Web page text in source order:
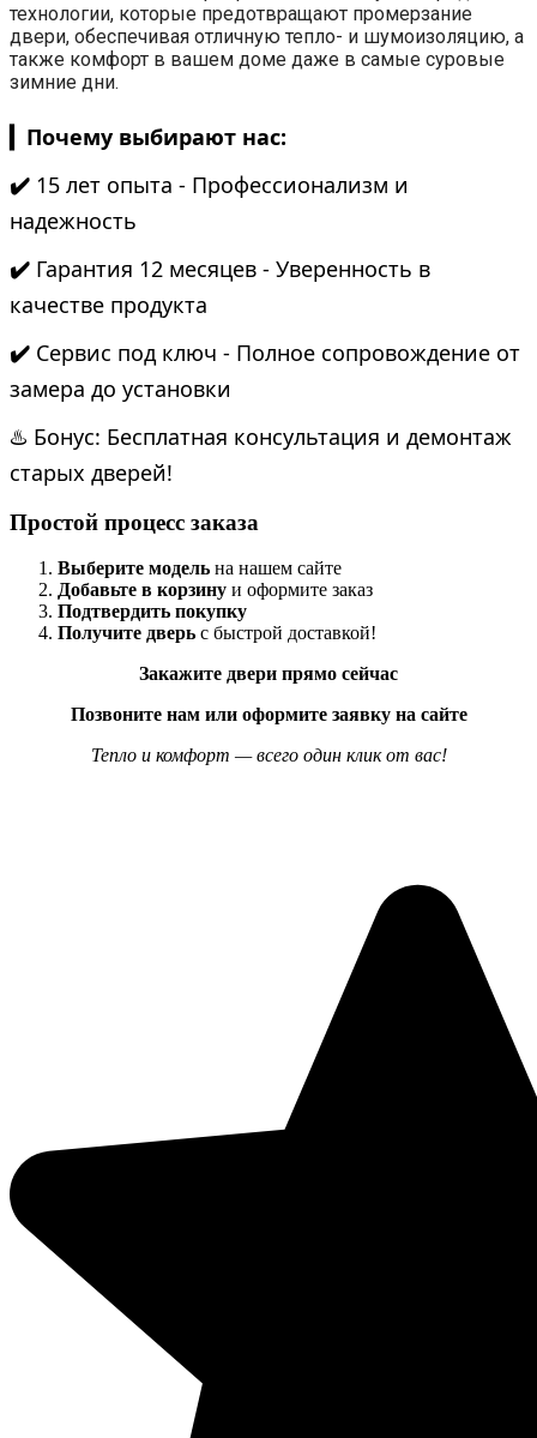
технологии, которые предотвращают промерзание
двери, обеспечивая отличную тепло- и шумоизоляцию, а
также комфорт в вашем доме даже в самые суровые
зимние дни.
▎Почему выбирают нас:
✔️ 15 лет опыта - Профессионализм и
надежность
✔️ Гарантия 12 месяцев - Уверенность в
качестве продукта
✔️ Сервис под ключ - Полное сопровождение от
замера до установки
♨️ Бонус: Бесплатная консультация и демонтаж
старых дверей!
Простой процесс заказа
Выберите модель на нашем сайте
Добавьте в корзину и оформите заказ
Подтвердить покупку
Получите дверь с быстрой доставкой!
Закажите двери прямо сейчас
Позвоните нам или оформите заявку на сайте
Тепло и комфорт — всего один клик от вас!